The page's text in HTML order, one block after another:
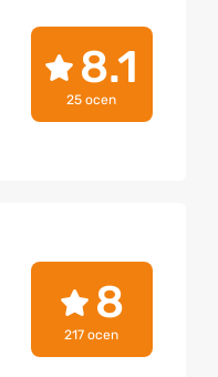
8.1
25 ocen
8
217 ocen